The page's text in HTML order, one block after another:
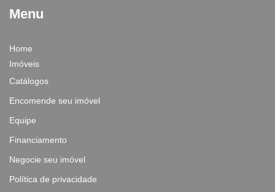
Menu
Home
Imóveis
Catálogos
Encomende seu imóvel
Equipe
Financiamento
Negocie seu imóvel
Política de privacidade